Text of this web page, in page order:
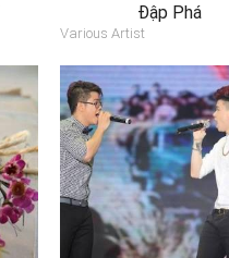
Đập Phá
Various Artist